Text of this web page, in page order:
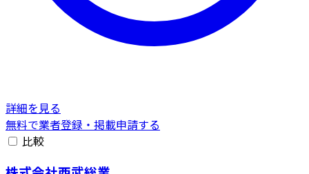
詳細を見る
無料で業者登録・掲載申請する
比較